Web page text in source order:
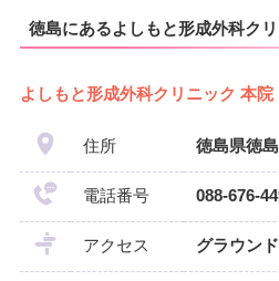
徳島にあるよしもと形成外科ク
よしもと形成外科クリニック 本院
住所 徳島県徳
電話番号 088-676-
アクセス グラウン